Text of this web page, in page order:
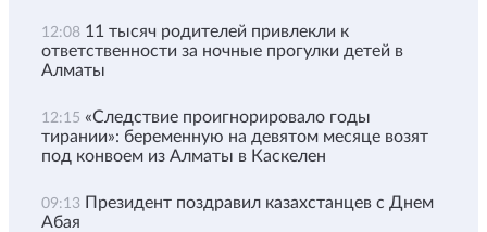
12:08 11 тысяч родителей привлекли к
ответственности за ночные прогулки детей в
Алматы
12:15 «Следствие проигнорировало годы
тирании»: беременную на девятом месяце возят
под конвоем из Алматы в Каскелен
09:13 Президент поздравил казахстанцев с Днем
Абая